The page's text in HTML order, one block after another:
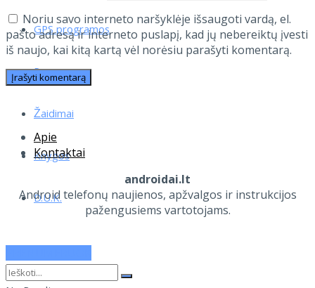
GPS programos
Programos
Žaidimai
Knygos
D.U.K.
Noriu savo interneto naršyklėje išsaugoti vardą, el.
pašto adresą ir interneto puslapį, kad jų nebereiktų įvesti
iš naujo, kai kitą kartą vėl norėsiu parašyti komentarą.
Apie
Kontaktai
androidai.lt
Android telefonų naujienos, apžvalgos ir instrukcijos
pažengusiems vartotojams.